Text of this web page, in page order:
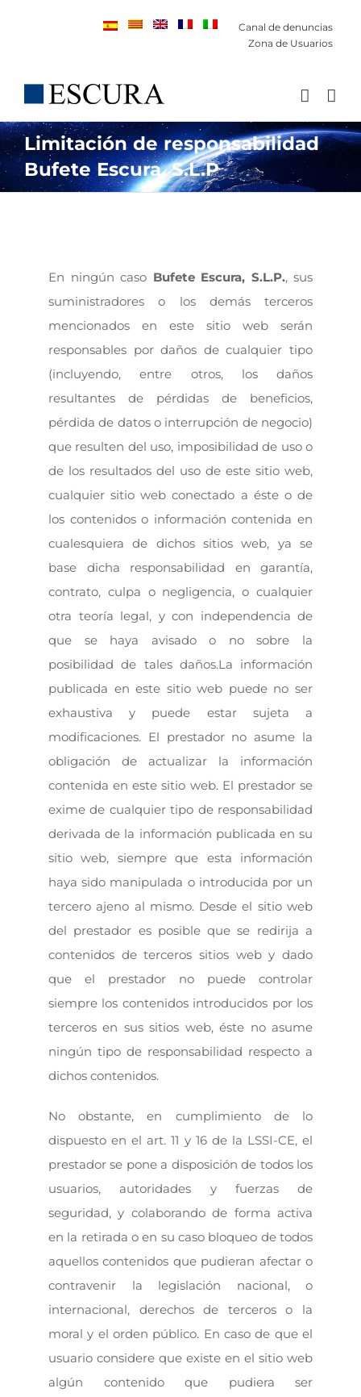
Canal de denuncias
Zona de Usuarios
Limitación de responsabilidad
Bufete Escura, S.L.P
En ningún caso Bufete Escura, S.L.P., sus
suministradores o los demás terceros
mencionados en este sitio web serán
responsables por daños de cualquier tipo
(incluyendo, entre otros, los daños
resultantes de pérdidas de beneficios,
pérdida de datos o interrupción de negocio)
que resulten del uso, imposibilidad de uso o
de los resultados del uso de este sitio web,
cualquier sitio web conectado a éste o de
los contenidos o información contenida en
cualesquiera de dichos sitios web, ya se
base dicha responsabilidad en garantía,
contrato, culpa o negligencia, o cualquier
otra teoría legal, y con independencia de
que se haya avisado o no sobre la
posibilidad de tales daños.La información
publicada en este sitio web puede no ser
exhaustiva y puede estar sujeta a
modificaciones. El prestador no asume la
obligación de actualizar la información
contenida en este sitio web. El prestador se
exime de cualquier tipo de responsabilidad
derivada de la información publicada en su
sitio web, siempre que esta información
haya sido manipulada o introducida por un
tercero ajeno al mismo. Desde el sitio web
del prestador es posible que se redirija a
contenidos de terceros sitios web y dado
que el prestador no puede controlar
siempre los contenidos introducidos por los
terceros en sus sitios web, éste no asume
ningún tipo de responsabilidad respecto a
dichos contenidos.
No obstante, en cumplimiento de lo
dispuesto en el art. 11 y 16 de la LSSI-CE, el
prestador se pone a disposición de todos los
usuarios, autoridades y fuerzas de
seguridad, y colaborando de forma activa
en la retirada o en su caso bloqueo de todos
aquellos contenidos que pudieran afectar o
contravenir la legislación nacional, o
internacional, derechos de terceros o la
moral y el orden público. En caso de que el
usuario considere que existe en el sitio web
algún contenido que pudiera ser